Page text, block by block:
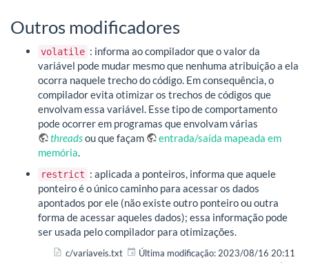
Outros modificadores
volatile : informa ao compilador que o valor da
variável pode mudar mesmo que nenhuma atribuição a ela
ocorra naquele trecho do código. Em consequência, o
compilador evita otimizar os trechos de códigos que
envolvam essa variável. Esse tipo de comportamento
pode ocorrer em programas que envolvam várias
threadsou que façam
entrada/saída mapeada em
memória.
restrict : aplicada a ponteiros, informa que aquele
ponteiro é o único caminho para acessar os dados
apontados por ele (não existe outro ponteiro ou outra
forma de acessar aqueles dados); essa informação pode
ser usada pelo compilador para otimizações.
c/variaveis.txt Última modificação: 2023/08/16 20:11